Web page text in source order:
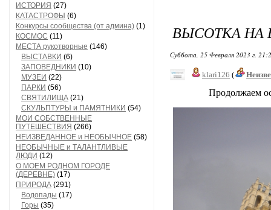
ИСТОРИЯ (27)
КАТАСТРОФЫ (6)
Конкурсы сообщества (от админа) (1)
КОСМОС (11)
МЕСТА рукотворные (146)
ВЫСТАВКИ (6)
ЗАПОВЕДНИКИ (10)
МУЗЕИ (22)
ПАРКИ (56)
СВЯТИЛИЩА (21)
СКУЛЬПТУРЫ и ПАМЯТНИКИ (54)
МОИ СОБСТВЕННЫЕ
ПУТЕШЕСТВИЯ (266)
НЕИЗВЕДАННОЕ и НЕОБЫЧНОЕ (58)
НЕОБЫЧНЫЕ и ТАЛАНТЛИВЫЕ
ЛЮДИ (12)
О МОЕМ РОДНОМ ГОРОДЕ
(ДЕРЕВНЕ) (17)
ПРИРОДА (291)
Водопады (17)
Горы (35)
ВЫСОТКА НА
Суббота, 25 Февраля 2023 г.
klari126 (
Продолжаем